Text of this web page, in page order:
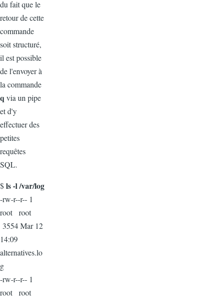
du fait que le
retour de cette
commande
soit structuré,
il est possible
de l'envoyer à
la commande
q via un pipe
et d'y
effectuer des
petites
requêtes
SQL.
$ls -l /var/log
-rw-r--r-- 1
root root
3554 Mar 12
14:09
alternatives.lo
g
-rw-r--r-- 1
root root